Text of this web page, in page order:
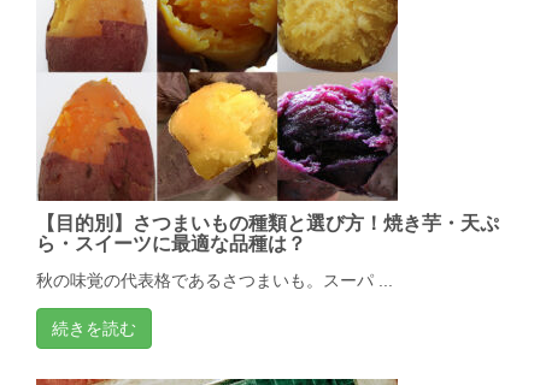
【目的別】さつまいもの種類と選び方！焼き芋・天ぷ
ら・スイーツに最適な品種は？
秋の味覚の代表格であるさつまいも。スーパ ...
続きを読む